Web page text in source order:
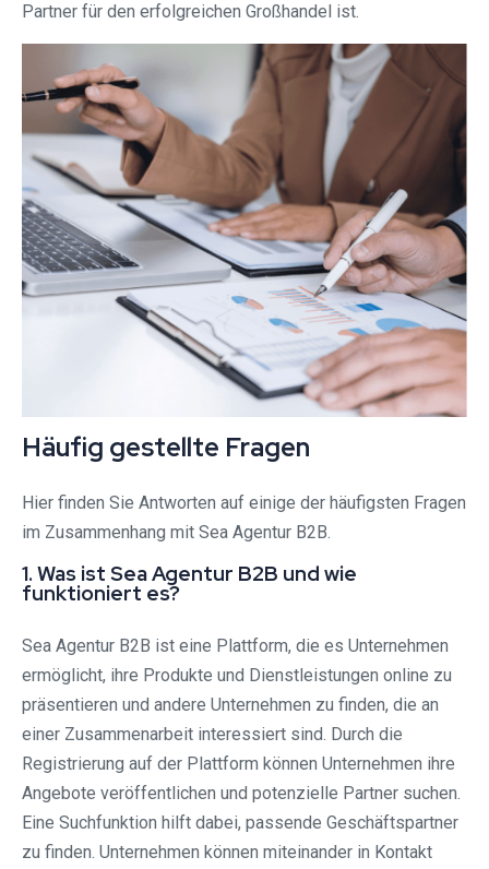
Partner für den erfolgreichen Großhandel ist.
Häufig gestellte Fragen
Hier finden Sie Antworten auf einige der häufigsten Fragen
im Zusammenhang mit Sea Agentur B2B.
1. Was ist Sea Agentur B2B und wie
funktioniert es?
Sea Agentur B2B ist eine Plattform, die es Unternehmen
ermöglicht, ihre Produkte und Dienstleistungen online zu
präsentieren und andere Unternehmen zu finden, die an
einer Zusammenarbeit interessiert sind. Durch die
Registrierung auf der Plattform können Unternehmen ihre
Angebote veröffentlichen und potenzielle Partner suchen.
Eine Suchfunktion hilft dabei, passende Geschäftspartner
zu finden. Unternehmen können miteinander in Kontakt